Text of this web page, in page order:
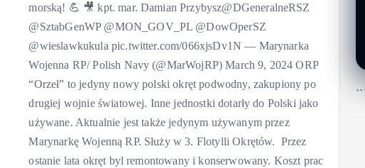
morską! 💪 🎥 kpt. mar. Damian Przybysz@DGeneralneRSZ
@SztabGenWP @MON_GOV_PL @DowOperSZ
@wieslawkukula pic.twitter.com/066xjsDv1N — Marynarka
Wojenna RP/ Polish Navy (@MarWojRP) March 9, 2024 ORP
“Orzeł” to jedyny nowy polski okręt podwodny, zakupiony po
drugiej wojnie światowej. Inne jednostki dotarły do Polski jako
używane. Aktualnie jest także jedynym używanym przez
Marynarkę Wojenną RP. Służy w 3. Flotylli Okrętów. Przez
ostanie lata okręt byl remontowany i konserwowany. Koszt prac